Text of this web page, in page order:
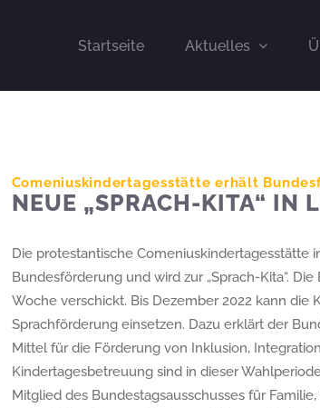
Startseite Aktuelles
Comeniuskindertagesstätte erhält
NEUE „SPRACH-KITA“ IN
Die protestantische Comeniuskindertagesstätte
Bundesförderung und wird zur „Sprach-Kita“.
Woche verschickt. Bis Dezember 2022 kann die
Sprachförderung einsetzen. Dazu erklärt der
Mittel für die Förderung von Inklusion,
Kindertagesbetreuung sind in dieser
Mitglied des Bundestagsausschusses für